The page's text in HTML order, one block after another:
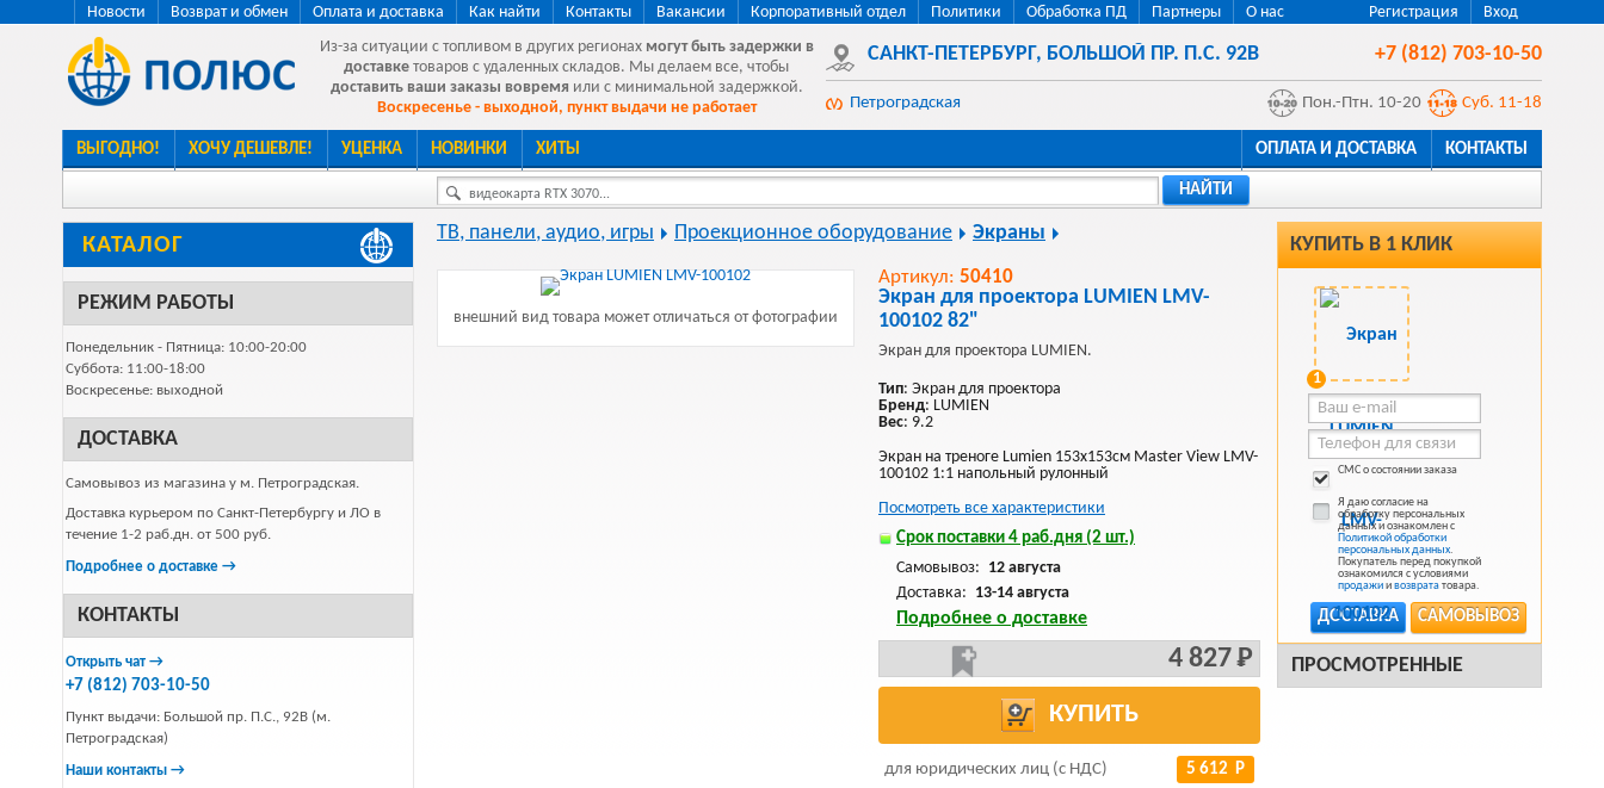
Регистрация Вход
Новости Возврат и обмен Оплата и доставка Как найти Контакты Вакансии Корпоративный отдел Политики Обработка ПД Партнеры
О нас
Из-за ситуации с топливом в других регионах могут быть задержки в
доставке товаров с удаленных складов. Мы делаем все, чтобы
доставить ваши заказы вовремя или с минимальной задержкой.
Воскресенье - выходной, пункт выдачи не работает
САНКТ-ПЕТЕРБУРГ, БОЛЬШОЙ ПР. П.С. 92В +7 (812) 703-10-50
Петроградская Пон.-Птн. 10-20 Суб. 11-18
ВЫГОДНО! ХОЧУ ДЕШЕВЛЕ! УЦЕНКА НОВИНКИ ХИТЫ ОПЛАТА И ДОСТАВКА КОНТАКТЫ
видеокарта RTX 3070... НАЙТИ
КАТАЛОГ
РЕЖИМ РАБОТЫ
Понедельник - Пятница: 10:00-20:00
Суббота: 11:00-18:00
Воскресенье: выходной
ДОСТАВКА
Самовывоз из магазина у м. Петроградская.
Доставка курьером по Санкт-Петербургу и ЛО в
течение 1-2 раб.дн. от 500 руб.
Подробнее о доставке →
КОНТАКТЫ
Открыть чат →
+7 (812) 703-10-50
Пункт выдачи: Большой пр. П.С., 92В (м.
Петроградская)
Наши контакты →
КУПИТЬ В 1 КЛИК
1
СМС о состоянии заказа
Я даю согласие на
обработку персональных
данных и ознакомлен с
Политикой обработки
персональных данных.
Покупатель перед покупкой
ознакомился с условиями
продажиивозврататовара.
САМОВЫВОЗ
ДОСТАВКА
ПРОСМОТРЕННЫЕ
ТВ, панели, аудио, игры Проекционное оборудование Экраны
внешний вид товара может отличаться от фотографии
Артикул: 50410
Экран для проектора LUMIEN LMV-
100102 82"
Экран для проектора LUMIEN.
Тип: Экран для проектора
Бренд: LUMIEN
Вес: 9.2
Экран на треноге Lumien 153x153см Master View LMV-
100102 1:1 напольный рулонный
Посмотреть все характеристики
Срок поставки 4 раб.дня (2 шт.)
Самовывоз: 12 августа
Доставка: 13-14 августа
Подробнее о доставке
4 827 Р
КУПИТЬ
для юридических лиц (с НДС) 5 612 Р